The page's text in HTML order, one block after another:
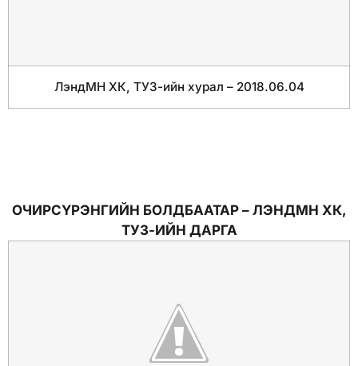
ЛэндМН ХК, ТУЗ-ийн хурал – 2018.06.04
ОЧИРСҮРЭНГИЙН БОЛДБААТАР – ЛЭНДМН ХК,
ТУЗ-ИЙН ДАРГА